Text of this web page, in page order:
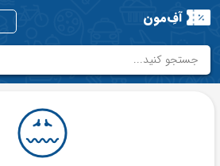
آفِ‌مون